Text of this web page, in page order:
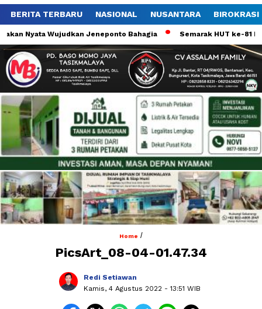
BERITA TERBARU NASIONAL NUSANTARA BIROKRASI
Nyata Wujudkan Jeneponto Bahagia Semarak HUT ke-81 RI,
Home /
PicsArt_08-04-01.47.34
Redi Setiawan
Kamis, 4 Agustus 2022 - 13:51 WIB